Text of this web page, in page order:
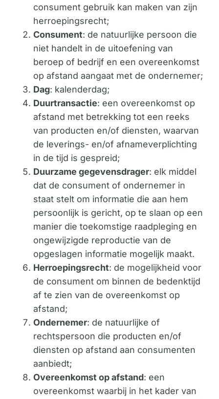
consument gebruik kan maken van zijn
herroepingsrecht;
Consument: de natuurlijke persoon die
niet handelt in de uitoefening van
beroep of bedrijf en een overeenkomst
op afstand aangaat met de ondernemer;
Dag: kalenderdag;
Duurtransactie: een overeenkomst op
afstand met betrekking tot een reeks
van producten en/of diensten, waarvan
de leverings- en/of afnameverplichting
in de tijd is gespreid;
Duurzame gegevensdrager: elk middel
dat de consument of ondernemer in
staat stelt om informatie die aan hem
persoonlijk is gericht, op te slaan op een
manier die toekomstige raadpleging en
ongewijzigde reproductie van de
opgeslagen informatie mogelijk maakt.
Herroepingsrecht: de mogelijkheid voor
de consument om binnen de bedenktijd
af te zien van de overeenkomst op
afstand;
Ondernemer: de natuurlijke of
rechtspersoon die producten en/of
diensten op afstand aan consumenten
aanbiedt;
Overeenkomst op afstand: een
overeenkomst waarbij in het kader van